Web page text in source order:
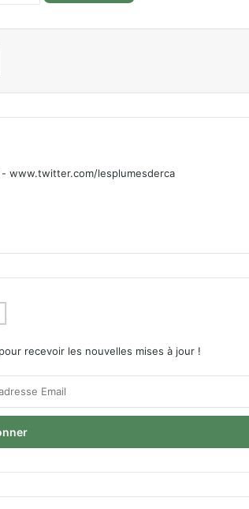
www.twitter.com/lesplumesderca
recevoir les nouvelles mises à jour !